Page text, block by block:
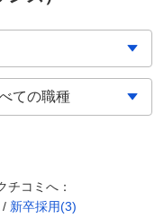
チコミへ：
/ 新卒採用(3)